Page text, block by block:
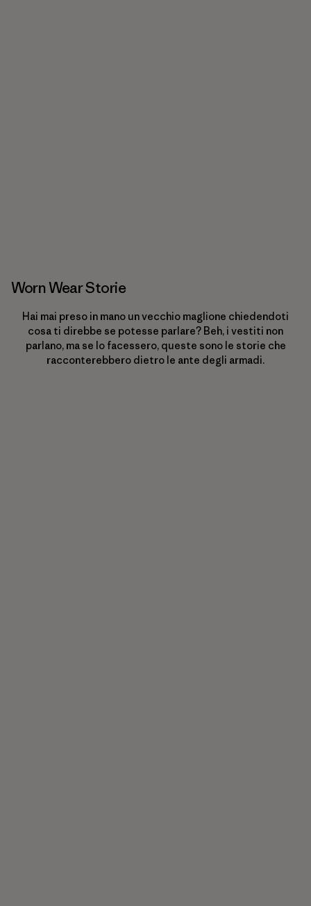
Worn Wear Storie
Hai mai preso in mano un vecchio maglione chiedendoti
cosa ti direbbe se potesse parlare? Beh, i vestiti non
parlano, ma se lo facessero, queste sono le storie che
racconterebbero dietro le ante degli armadi.